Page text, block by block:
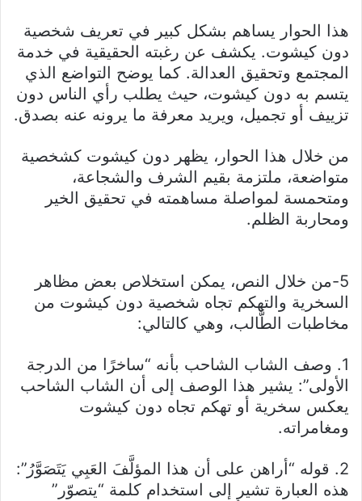
هذا الحوار يساهم بشكل كبير في تعريف شخصية
دون كيشوت. يكشف عن رغبته الحقيقية في خدمة
المجتمع وتحقيق العدالة. كما يوضح التواضع الذي
يتسم به دون كيشوت، حيث يطلب رأي الناس دون
تزييف أو تجميل، ويريد معرفة ما يرونه عنه بصدق.
من خلال هذا الحوار، يظهر دون كيشوت كشخصية
متواضعة، ملتزمة بقيم الشرف والشجاعة،
ومتحمسة لمواصلة مساهمته في تحقيق الخير
ومحاربة الظلم.
5-من خلال النص، يمكن استخلاص بعض مظاهر
السخرية والتهكم تجاه شخصية دون كيشوت من
مخاطبات الطَّالب، وهي كالتالي:
1. وصف الشاب الشاحب بأنه “ساخرًا من الدرجة
الأولى”: يشير هذا الوصف إلى أن الشاب الشاحب
يعكس سخرية أو تهكم تجاه دون كيشوت
ومغامراته.
2. قوله “أراهن على أن هذا المؤلَّفَ العَبِي يَتَصَوَّرُ”:
هذه العبارة تشير إلى استخدام كلمة “يتصوّر”